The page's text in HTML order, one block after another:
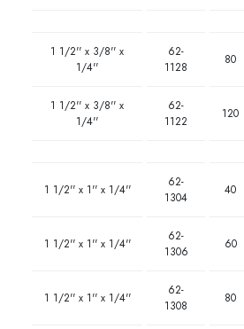
1 1/2'' x 3/8'' x
1/4''
62-
1128
80
1 1/2'' x 3/8'' x
1/4''
62-
1122
120
1 1/2'' x 1'' x 1/4''
62-
1304
40
1 1/2'' x 1'' x 1/4''
62-
1306
60
1 1/2'' x 1'' x 1/4''
62-
1308
80